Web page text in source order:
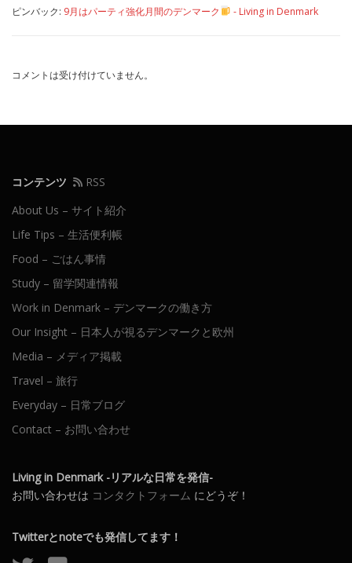
ピンバック: 9月はパーティ強化月間のデンマーク - Living in Denmark
コメントは受け付けていません。
コンテンツ
RSS
About Us – サイト紹介
Life Tips – 生活便利帳
Food – ごはん事情
Study – 留学関連情報
Work in Denmark – デンマークの働き方
Our Insight – 日本人が視るデンマークと欧州
Media – メディア掲載
Travel – 旅行
Everyday – 日常ブログ
Contact – お問い合わせ
Living in Denmark -リアルな日常を発信-
お問い合わせは コンタクトフォーム にどうぞ！
Twitterとnoteでも発信してます！